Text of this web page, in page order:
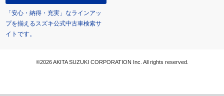
「安心・納得・充実」なラインアッ
プを揃えるスズキ公式中古車検索サ
イトです。
©2026 AKITA SUZUKI CORPORATION Inc. All rights reserved.